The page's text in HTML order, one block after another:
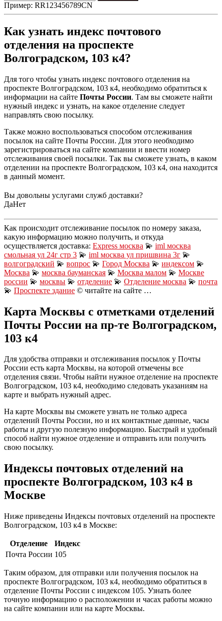
Пример: RR123456789CN
Как узнать индекс почтового
отделения на проспекте
Волгоградском, 103 к4?
Для того чтобы узнать индекс почтового отделения на
проспекте Волгоградском, 103 к4, необходимо обратиться к
информации на сайте Почты России. Там вы сможете найти
нужный индекс и узнать, на какое отделение следует
направлять свою посылку.
Также можно воспользоваться способом отслеживания
посылок на сайте Почты России. Для этого необходимо
зарегистрироваться на сайте компании и ввести номер
отслеживания своей посылки. Так вы сможете узнать, в каком
отделении на проспекте Волгоградском, 103 к4, она находится
в данный момент.
Вы довольны услугами служб доставки?
ДаНет
Как происходит отслеживание посылок по номеру заказа,
какую информацию можно получить, и откуда
осуществляется доставка: Express москва 💫 iml москва
смольная ул 24г стр 3 💫 iml москва ул пришвина 3г 💫
волгоградский 💫 вопрос 💫 Город Москва 💫 индексом 💫
Москва 💫 москва бауманская 💫 Москва малом 💫 Москве
россии 💫 москвы 💫 отделение 💫 Отделение москва 💫 почта
💫 Проспекте здание © читайте на сайте …
Карта Москвы с отметками отделений
Почты России на пр-те Волгоградском,
103 к4
Для удобства отправки и отслеживания посылок у Почты
России есть карта Москвы, на которой отмечены все
отделения связи. Чтобы найти нужное отделение на проспекте
Волгоградском, 103 к4, необходимо следовать указаниям на
карте и выбрать нужный адрес.
На карте Москвы вы сможете узнать не только адреса
отделений Почты России, но и их контактные данные, часы
работы и другую полезную информацию. Быстрый и удобный
способ найти нужное отделение и отправить или получить
свою посылку.
Индексы почтовых отделений на
проспекте Волгоградском, 103 к4 в
Москве
Ниже приведены Индексы почтовых отделений на проспекте
Волгоградском, 103 к4 в Москве:
Отделение
Индекс
Почта России 105
Таким образом, для отправки или получения посылок на
проспекте Волгоградском, 103 к4, необходимо обратиться в
отделение Почты России с индексом 105. Узнать более
точную информацию о расположении и часах работы можно
на сайте компании или на карте Москвы.